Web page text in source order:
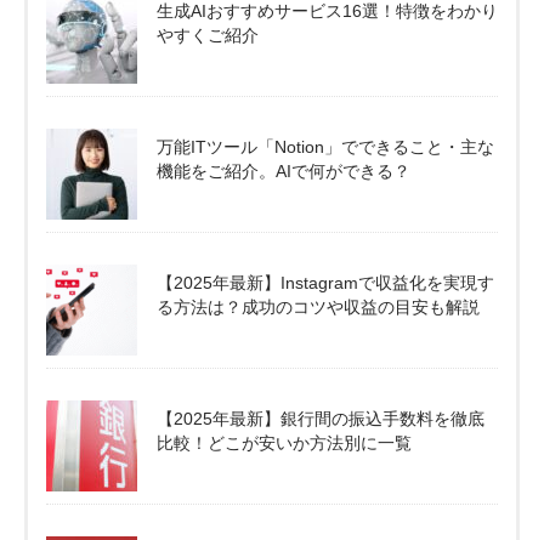
生成AIおすすめサービス16選！特徴をわかり
やすくご紹介
万能ITツール「Notion」でできること・主な
機能をご紹介。AIで何ができる？
【2025年最新】Instagramで収益化を実現す
る方法は？成功のコツや収益の目安も解説
【2025年最新】銀行間の振込手数料を徹底
比較！どこが安いか方法別に一覧